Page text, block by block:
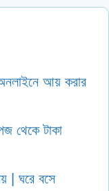
আয় করার
থেকে টাকা
| ঘরে বসে